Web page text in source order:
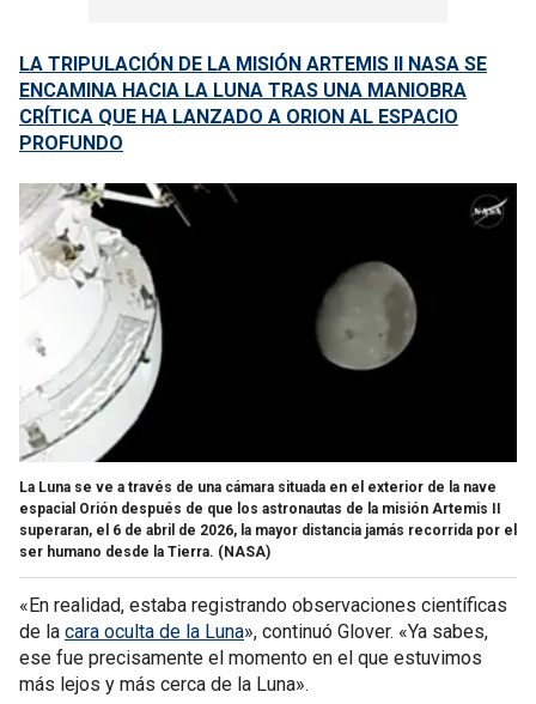
LA TRIPULACIÓN DE LA MISIÓN ARTEMIS II NASA SE
ENCAMINA HACIA LA LUNA TRAS UNA MANIOBRA
CRÍTICA QUE HA LANZADO A ORION AL ESPACIO
PROFUNDO
La Luna se ve a través de una cámara situada en el exterior de la nave
espacial Orión después de que los astronautas de la misión Artemis II
superaran, el 6 de abril de 2026, la mayor distancia jamás recorrida por el
ser humano desde la Tierra. (NASA)
«En realidad, estaba registrando observaciones científicas
de la cara oculta de la Luna», continuó Glover. «Ya sabes,
ese fue precisamente el momento en el que estuvimos
más lejos y más cerca de la Luna».